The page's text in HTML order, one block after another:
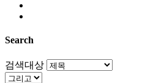
Search
검색대상